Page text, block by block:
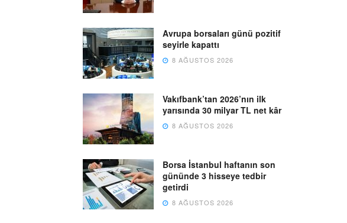
Avrupa borsaları günü pozitif
seyirle kapattı
8 AĞUSTOS 2026
Vakıfbank’tan 2026’nın ilk
yarısında 30 milyar TL net kâr
8 AĞUSTOS 2026
Borsa İstanbul haftanın son
gününde 3 hisseye tedbir
getirdi
8 AĞUSTOS 2026